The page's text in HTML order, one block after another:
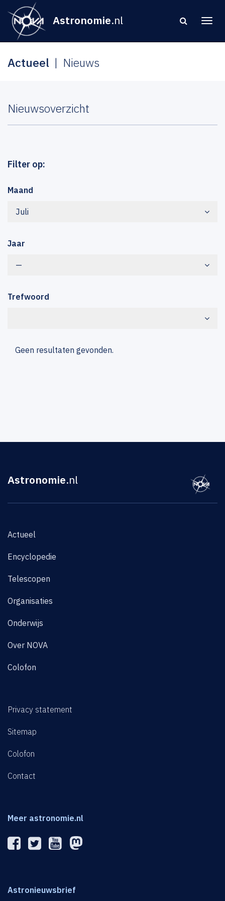
Astronomie.nl
Actueel Nieuws
Nieuwsoverzicht
Filter op:
Maand
Juli
Jaar
—
Trefwoord
Geen resultaten gevonden.
Astronomie.nl
Actueel
Encyclopedie
Telescopen
Organisaties
Onderwijs
Over NOVA
Colofon
Privacy statement
Sitemap
Colofon
Contact
Meer astronomie.nl
Astronieuwsbrief